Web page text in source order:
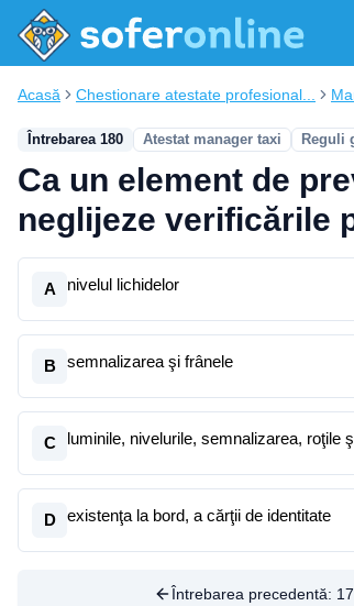
Acasă Chestionare atestate profesional...
Întrebarea 180 Atestat manager taxi Reguli
Ca un element de
neglijeze verificările
A nivelul lichidelor
B semnalizarea şi frânele
C luminile, nivelurile, semnalizarea, roţile
D existenţa la bord, a cărţii de identitate
Întrebarea precedentă: